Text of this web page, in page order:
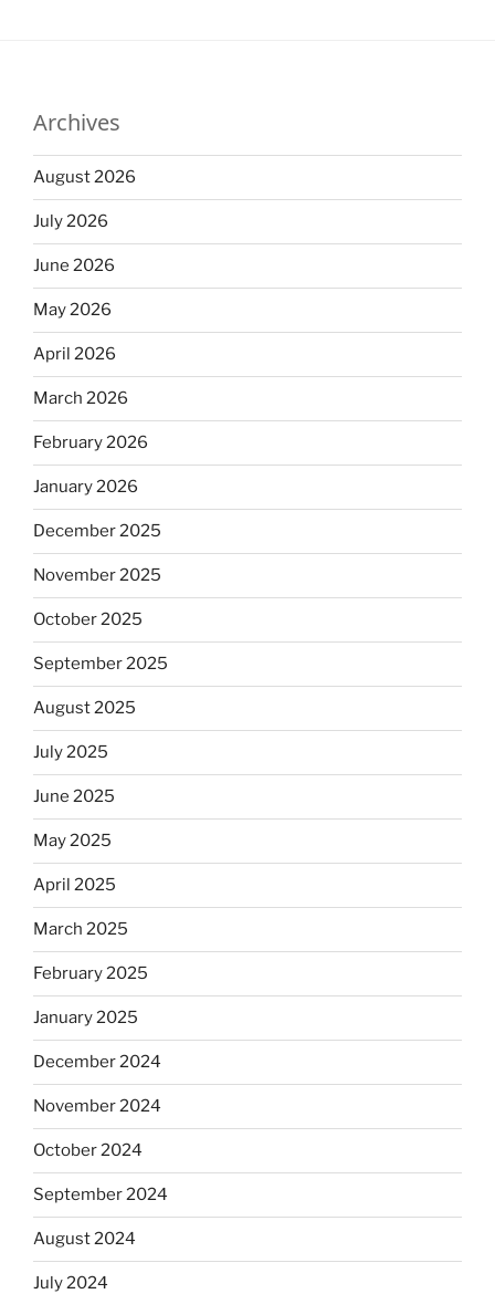
Archives
August 2026
July 2026
June 2026
May 2026
April 2026
March 2026
February 2026
January 2026
December 2025
November 2025
October 2025
September 2025
August 2025
July 2025
June 2025
May 2025
April 2025
March 2025
February 2025
January 2025
December 2024
November 2024
October 2024
September 2024
August 2024
July 2024